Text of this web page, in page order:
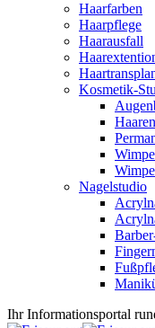
Haarfarben
Haarpflege
Haarausfall
Kosmetik-
Nagelstudio
Ihr Informationsportal